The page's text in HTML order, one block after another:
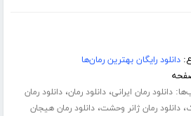
دانلود رایگان بهترین رمان‌ها
دانلود رمان ایرانی،دانلود رمان،دانلود رمان
،دانلود رمان ژانر وحشت،دانلود رمان هیجان